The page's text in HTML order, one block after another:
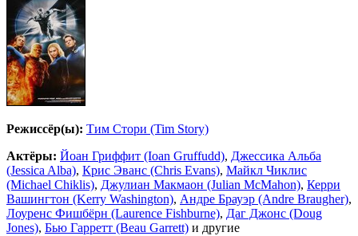
Режиссёр(ы): Тим Стори (Tim Story)
Актёры: Йоан Гриффит (Ioan Gruffudd), Джессика Альба
(Jessica Alba), Крис Эванс (Chris Evans), Майкл Чиклис
(Michael Chiklis), Джулиан Макмаон (Julian McMahon), Керри
Вашингтон (Kerry Washington), Андре Брауэр (Andre Braugher),
Лоуренс Фишбёрн (Laurence Fishburne), Даг Джонс (Doug
Jones), Бью Гарретт (Beau Garrett) и другие